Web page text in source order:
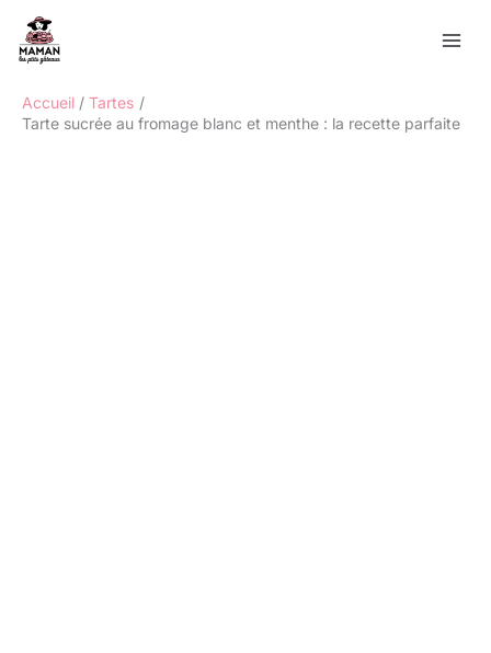
contenu
Accueil
Tartes
Tarte sucrée au fromage blanc et menthe : la recette parfaite
Rechercher